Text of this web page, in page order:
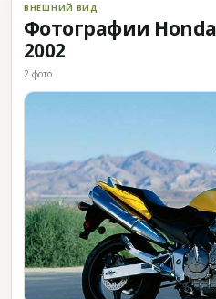
ВНЕШНИЙ ВИД
Фотографии Honda
2002
2 фото